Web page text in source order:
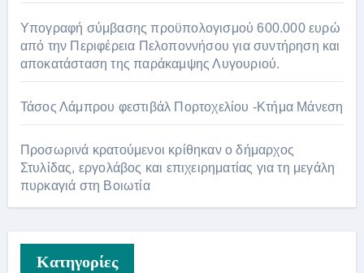
Υπογραφή σύμβασης προϋπολογισμού 600.000 ευρώ
από την Περιφέρεια Πελοποννήσου για συντήρηση και
αποκατάσταση της παράκαμψης Λυγουριού.
Τάσος Λάμπρου φεστιβάλ Πορτοχελίου -Κτήμα Μάνεση
Προσωρινά κρατούμενοι κρίθηκαν ο δήμαρχος
Στυλίδας, εργολάβος και επιχειρηματίας για τη μεγάλη
πυρκαγιά στη Βοιωτία
Kατηγορίες